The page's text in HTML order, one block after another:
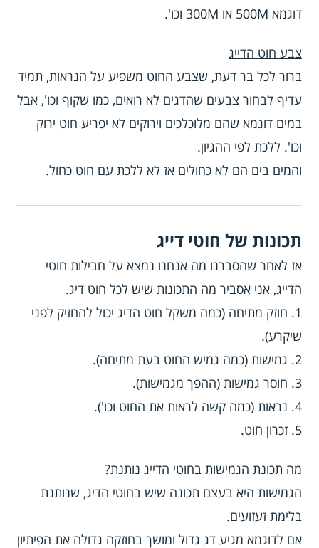
דוגמא 500M או 300M וכו'.
צבע חוט הדייג
ברור לכל בר דעת, שצבע החוט משפיע על הנראות, תמיד
עדיף לבחור צבעים שהדגים לא רואים, כמו שקוף וכו', אבל
במים דוגמא שהם מלוכלכים וירוקים לא יפריע חוט ירוק
וכו'. ללכת לפי ההגיון.
והמים בים הם לא כחולים אז לא ללכת עם חוט כחול.
תכונות של חוטי דייג
אז לאחר שהסברנו מה אנחנו נמצא על חבילות חוטי
הדייג, אני אסביר מה התכונות שיש לכל חוט דיג.
1. חוזק מתיחה (כמה משקל חוט הדיג יכול להחזיק לפני
שיקרע).
2. גמישות (כמה גמיש החוט בעת מתיחה).
3. חוסר גמישות (ההפך מגמישות).
4. נראות (כמה קשה לראות את החוט וכו').
5. זכרון חוט.
מה תכונת הגמישות בחוטי הדייג נותנת?
הגמישות היא בעצם תכונה שיש בחוטי הדיג, שנותנת
בלימת זעזועים.
אם לדוגמא מגיע דג גדול ומושך בחוזקה גדולה את הפיתיון